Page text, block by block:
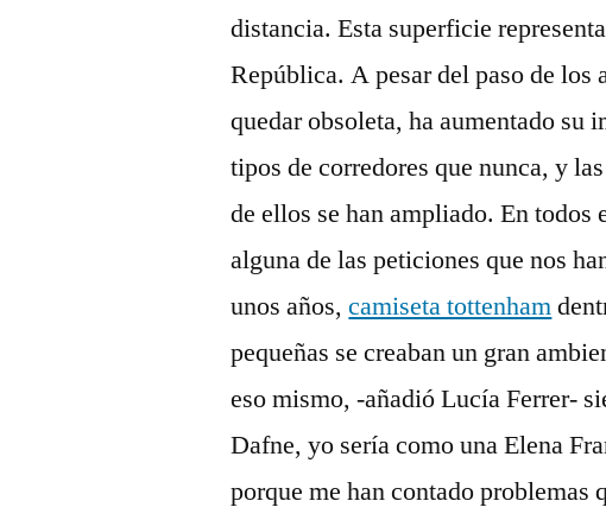
distancia. Esta superficie
República. A pesar del paso de los
quedar obsoleta, ha aumentado su
tipos de corredores que nunca, y
de ellos se han ampliado. En todos
alguna de las peticiones que nos
unos años,camiseta tottenham
pequeñas se creaban un gran
eso mismo, -añadió Lucía Ferrer-
Dafne, yo sería como una Elena
porque me han contado problemas